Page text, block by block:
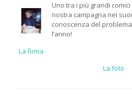
Uno tra i più grandi
nostra campagna nei
conoscenza del
l’anno!
La firma
La foto